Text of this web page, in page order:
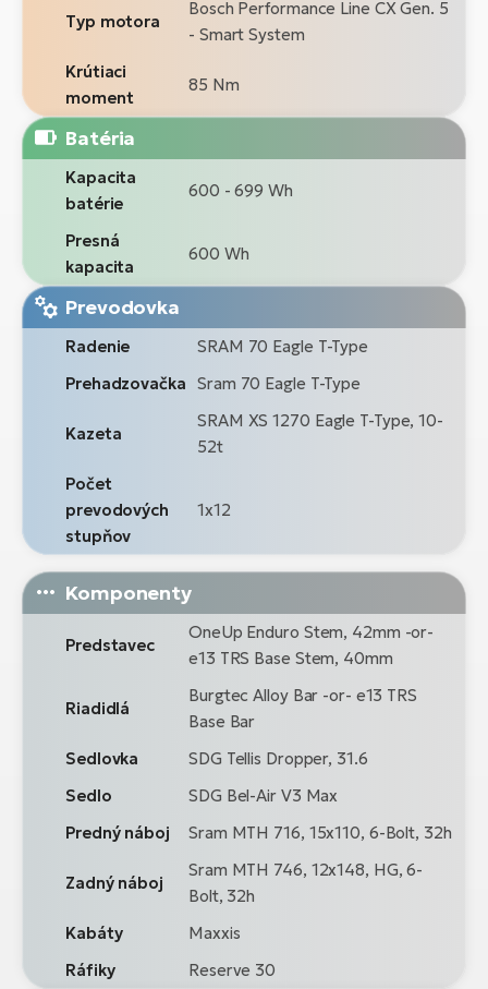
Typ motora
Bosch Performance Line CX Gen. 5
- Smart System
Krútiaci
moment
85 Nm
Batéria
Kapacita
batérie
600 - 699 Wh
Presná
kapacita
600 Wh
Prevodovka
Radenie
SRAM 70 Eagle T-Type
Prehadzovačka Sram 70 Eagle T-Type
Kazeta
SRAM XS 1270 Eagle T-Type, 10-
52t
Počet
prevodových
stupňov
1x12
Komponenty
Predstavec
OneUp Enduro Stem, 42mm -or-
e13 TRS Base Stem, 40mm
Riadidlá
Burgtec Alloy Bar -or- e13 TRS
Base Bar
Sedlovka
SDG Tellis Dropper, 31.6
Sedlo
SDG Bel-Air V3 Max
Predný náboj
Sram MTH 716, 15x110, 6-Bolt, 32h
Zadný náboj
Sram MTH 746, 12x148, HG, 6-
Bolt, 32h
Kabáty
Maxxis
Ráfiky
Reserve 30